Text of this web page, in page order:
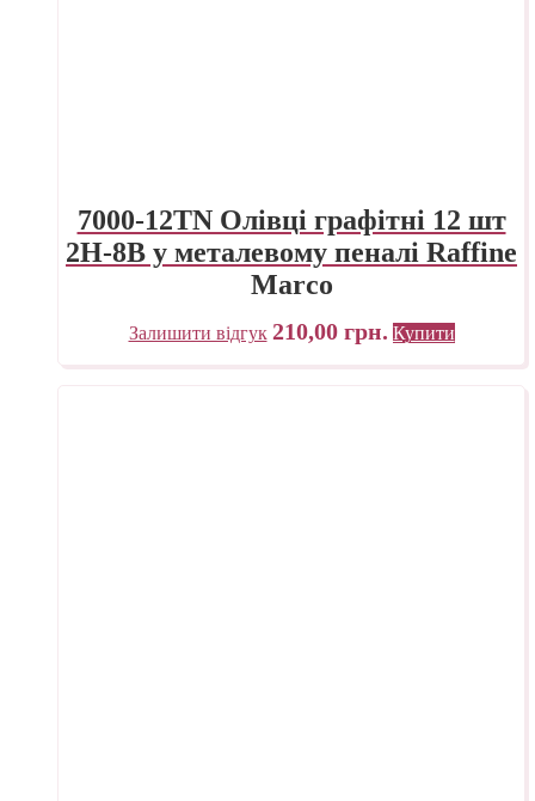
7000-12TN Олівці графітні 12 шт
2H-8B у металевому пеналі Raffine
Marco
Залишити відгук 210,00 грн. Купити